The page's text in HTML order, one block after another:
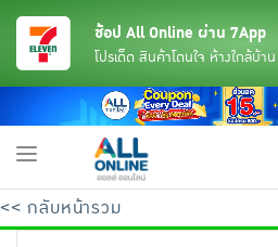
ช้อป All Online ผ่าน 7App
โปรเด็ด สินค้าโดนใจ ห้างใกล้บ้าน
Toggle
<< กลับหน้ารวม